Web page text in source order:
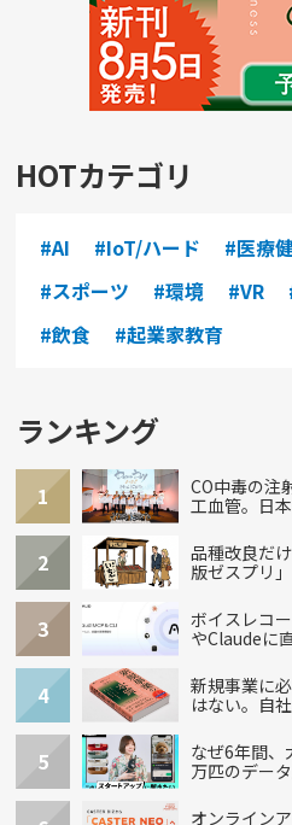
HOTカテゴリ
#AI #IoT/ハード #医療
#スポーツ
#環境 #VR
#飲食
#起業家教育
ランキング
1
CO中毒の注
工血管。日
2
品種改良だ
版ゼスプリ
3
ボイスレコ
やClaudeに
4
新規事業に
はない。自
5
なぜ6年間、
万匹のデー
オンライン